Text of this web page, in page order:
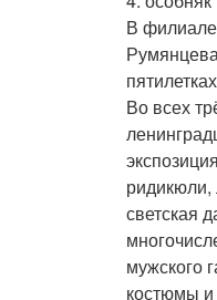
В филиале
Во всех
ридикюли,
светская
мужского
костюмы и